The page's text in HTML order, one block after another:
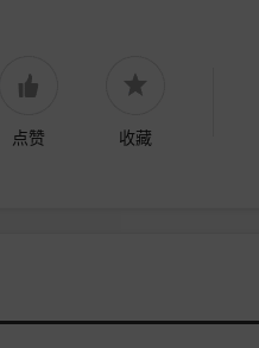
点赞 收藏